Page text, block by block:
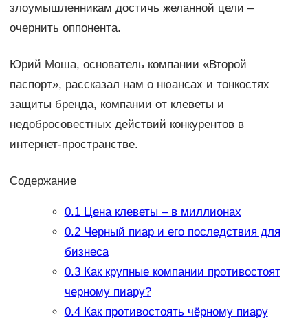
злоумышленникам достичь желанной цели –
очернить оппонента.
Юрий Моша, основатель компании «Второй
паспорт», рассказал нам о нюансах и тонкостях
защиты бренда, компании от клеветы и
недобросовестных действий конкурентов в
интернет-пространстве.
Содержание
0.1Цена клеветы – в миллионах
0.2Черный пиар и его последствия для
бизнеса
0.3Как крупные компании противостоят
черному пиару?
0.4Как противостоять чёрному пиару